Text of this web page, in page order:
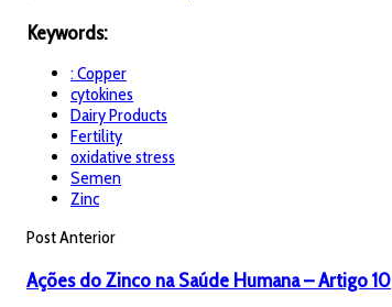
Keywords:
: Copper
cytokines
Dairy Products
Fertility
oxidative stress
Semen
Zinc
Post Anterior
Ações do Zinco na Saúde Humana – Artigo 10